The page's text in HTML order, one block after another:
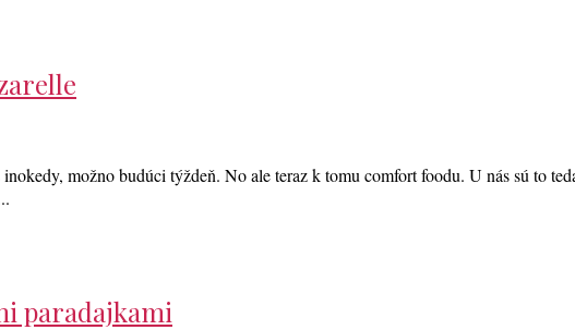
možno budúci týždeň. No ale teraz k tomu comfort foodu. U nás sú to
paradajkami